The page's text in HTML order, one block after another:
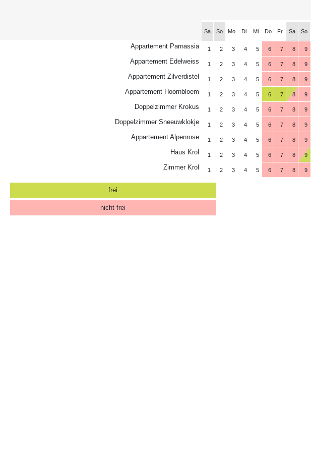
Appartement Parnassia
Appartement Edelweiss
Appartement Zilverdistel
Appartement Hoornbloem
Doppelzimmer Krokus
Doppelzimmer Sneeuwklokje
Appartement Alpenrose
Haus Krol
Zimmer Krol
Sa So Mo Di Mi Do Fr Sa So
1 2 3 4 5 6 7 8 9
1 2 3 4 5 6 7 8 9
1 2 3 4 5 6 7 8 9
1 2 3 4 5 6 7 8 9
1 2 3 4 5 6 7 8 9
1 2 3 4 5 6 7 8 9
1 2 3 4 5 6 7 8 9
1 2 3 4 5 6 7 8 9
1 2 3 4 5 6 7 8 9
frei
nicht frei